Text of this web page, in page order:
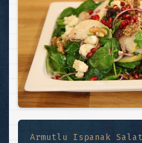
Armutlu Ispanak